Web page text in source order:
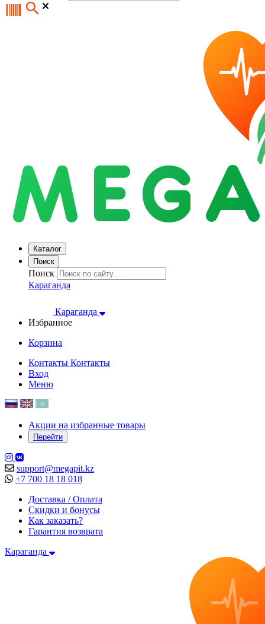
Каталог
Поиск
Поиск
Караганда
Караганда
Избранное
Корзина
Контакты Контакты
Вход
Меню
Акции на избранные товары
Перейти
support@megapit.kz
+7 700 18 18 018
Доставка / Оплата
Скидки и бонусы
Как заказать?
Гарантия возврата
Караганда